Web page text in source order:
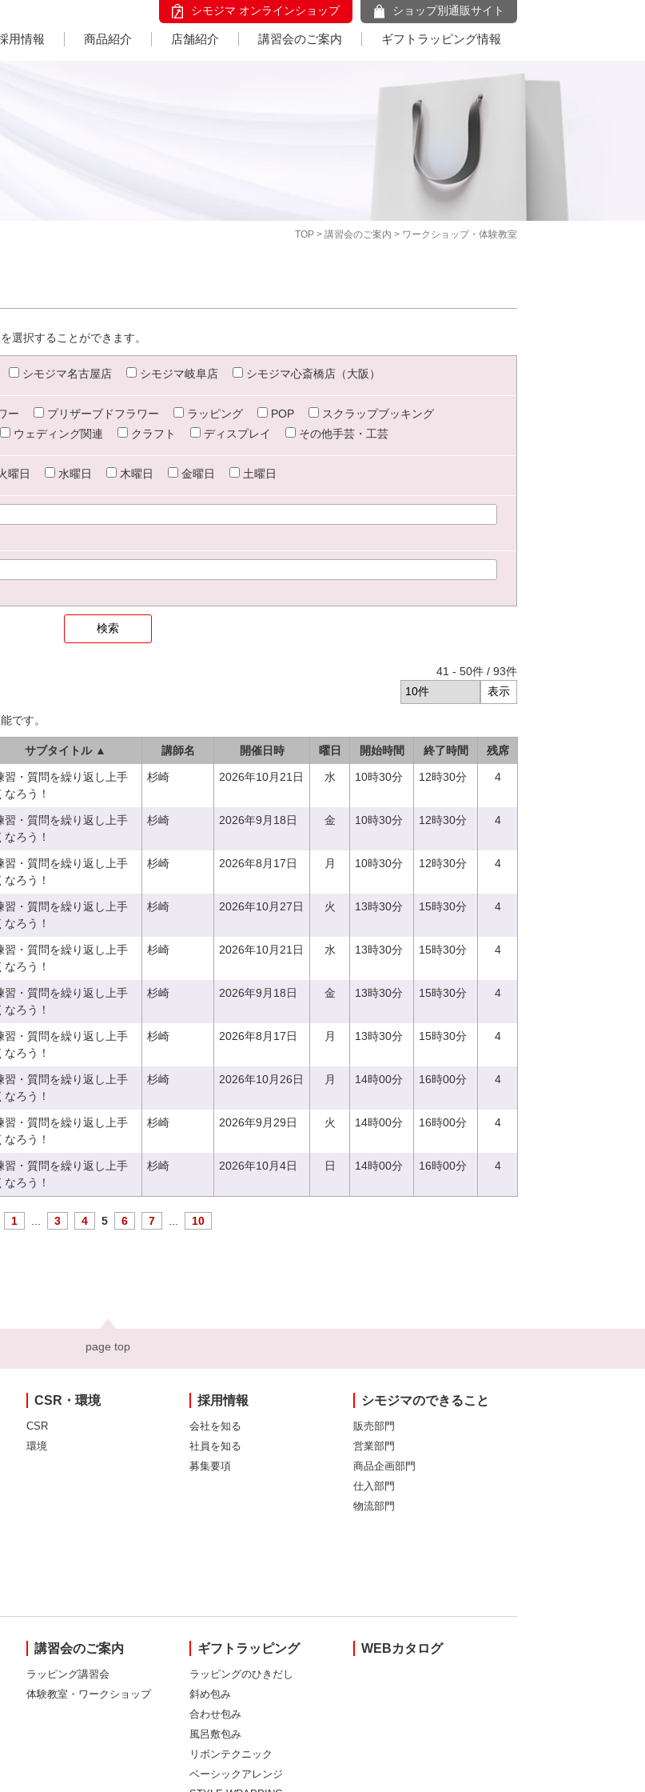
シモジマ オンラインショップ ショップ別通販サイト
用情報 商品紹介 店舗紹介 講習会のご案内 ギフトラッピング情報
TOP > 講習会のご案内 > ワークショップ・体験教室
選択することができます。
シモジマ名古屋店 シモジマ岐阜店 シモジマ心斎橋店（大阪）
ー プリザーブドフラワー ラッピング POP
スクラップブッキング
ウェディング関連 クラフト ディスプレイ その他手芸・工芸
曜日 水曜日 木曜日 金曜日 土曜日
41 - 50件 / 93件
です。
サブタイトル ▲ 講師名 開催日時 曜日 開始時間 終了時間 残席
習・質問を繰り返し上手
なろう！
杉崎 2026年10月21日 水 10時30分 12時30分 4
習・質問を繰り返し上手
なろう！
杉崎 2026年9月18日 金 10時30分 12時30分 4
習・質問を繰り返し上手
なろう！
杉崎 2026年8月17日 月 10時30分 12時30分 4
習・質問を繰り返し上手
なろう！
杉崎 2026年10月27日 火 13時30分 15時30分 4
習・質問を繰り返し上手
なろう！
杉崎 2026年10月21日 水 13時30分 15時30分 4
習・質問を繰り返し上手
なろう！
杉崎 2026年9月18日 金 13時30分 15時30分 4
習・質問を繰り返し上手
なろう！
杉崎 2026年8月17日 月 13時30分 15時30分 4
習・質問を繰り返し上手
なろう！
杉崎 2026年10月26日 月 14時00分 16時00分 4
習・質問を繰り返し上手
なろう！
杉崎 2026年9月29日 火 14時00分 16時00分 4
習・質問を繰り返し上手
なろう！
杉崎 2026年10月4日 日 14時00分 16時00分 4
1 3 4 5 6 7 10
page top
CSR・環境
CSR
環境
採用情報
会社を知る
社員を知る
募集要項
シモジマのできること
販売部門
営業部門
商品企画部門
仕入部門
物流部門
講習会のご案内
ラッピング講習会
体験教室・ワークショップ
ギフトラッピング
ラッピングのひきだし
斜め包み
合わせ包み
風呂敷包み
リボンテクニック
ベーシックアレンジ
WEBカタログ